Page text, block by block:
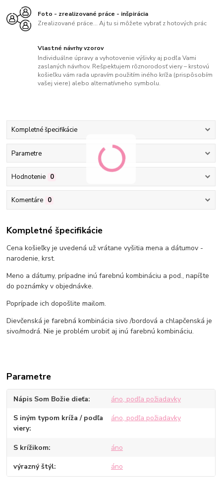
Foto - zrealizované práce - inšpirácia
Zrealizované práce... Aj tu si môžete vybrať z hotových prác
Vlastné návrhy vzorov
Individuálne úpravy a vyhotovenie výšivky aj podľa Vami
zaslaných návrhov. Rešpektujem rôznorodosť viery – krstovú
košieľku vám rada upravím použitím iného kríža (prispôsobím
vašej viere) alebo alternatívneho symbolu.
Kompletné špecifikácie
Parametre
Hodnotenie 0
Komentáre 0
Kompletné špecifikácie
Cena košieľky je uvedená už vrátane vyšitia mena a dátumov -
narodenie, krst.
Meno a dátumy, prípadne inú farebnú kombináciu a pod., napíšte
do poznámky v objednávke.
Poprípade ich dopošlite mailom.
Dievčenská je farebná kombinácia sivo /bordová a chlapčenská je
sivo/modrá. Nie je problém urobiť aj inú farebnú kombináciu.
Parametre
Nápis Som Božie dieťa áno, podľa požiadavky
S iným typom kríža / podľa
viery
áno, podľa požiadavky
S krížikom áno
výrazný štýl áno